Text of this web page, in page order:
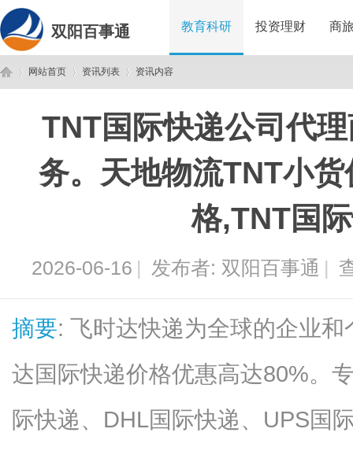
双阳百事通 教育科研 投资理财 商
网站首页
›
资讯列表
›
资讯内容
TNT国际快递公司代
务。天地物流TNT小
格,TNT国
2026-06-16 | 发布者: 双阳百事通 |
摘要: 飞时达快递为全球的企业
达国际快递价格优惠高达80%。
际快递、DHL国际快递、UPS国